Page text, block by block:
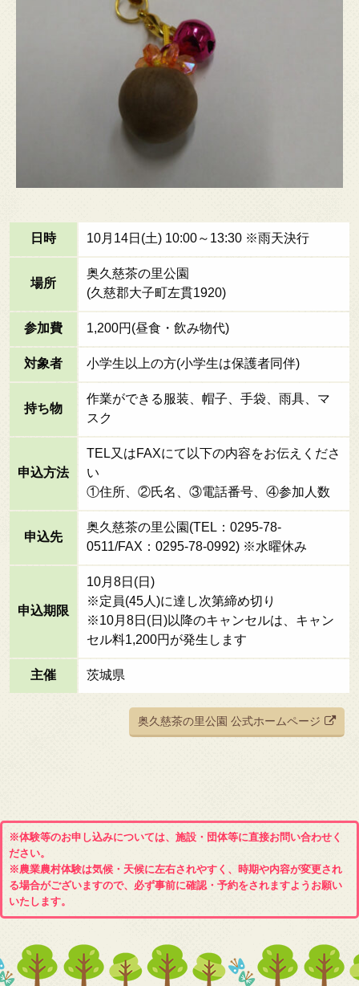
日時 10月14日(土) 10:00～13:30 ※雨天決行
場所
奥久慈茶の里公園
(久慈郡大子町左貫1920)
参加費 1,200円(昼食・飲み物代)
対象者 小学生以上の方(小学生は保護者同伴)
持ち物
作業ができる服装、帽子、手袋、雨具、マ
スク
申込方法
TEL又はFAXにて以下の内容をお伝えくださ
い
①住所、②氏名、③電話番号、④参加人数
申込先
奥久慈茶の里公園(TEL：0295-78-
0511/FAX：0295-78-0992) ※水曜休み
申込期限
10月8日(日)
※定員(45人)に達し次第締め切り
※10月8日(日)以降のキャンセルは、キャン
セル料1,200円が発生します
主催 茨城県
奥久慈茶の里公園 公式ホームページ
※体験等のお申し込みについては、施設・団体等に直接お問い合わせく
ださい。
※農業農村体験は気候・天候に左右されやすく、時期や内容が変更され
る場合がございますので、必ず事前に確認・予約をされますようお願い
いたします。